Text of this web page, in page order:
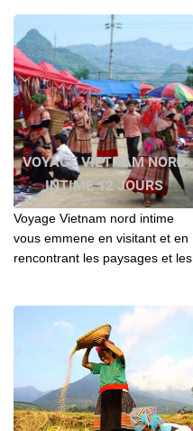
VOYAGE VIETNAM NORD
INTIME 12 JOURS
Voyage Vietnam nord intime
vous emmene en visitant et en
rencontrant les paysages et les